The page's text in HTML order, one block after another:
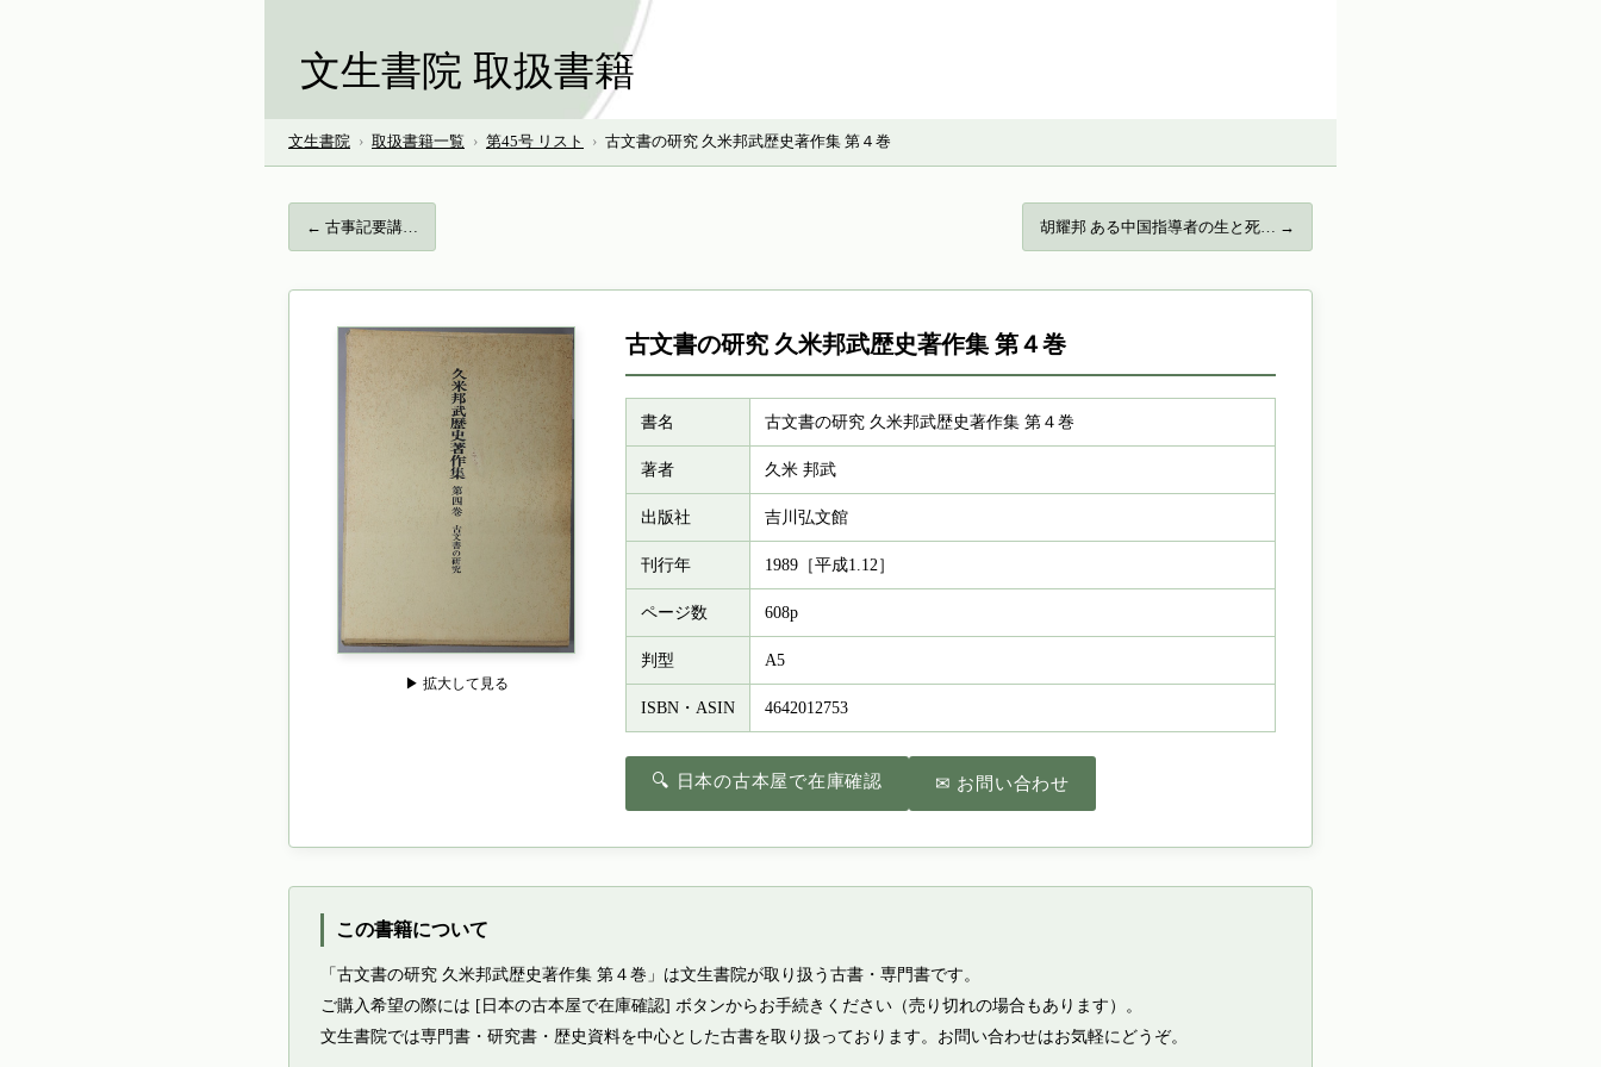
文生書院 取扱書籍
文生書院 › 取扱書籍一覧 › 第45号 リスト › 古文書の研究 久米邦武歴史著作集 第４巻
← 古事記要講… 胡耀邦 ある中国指導者の生と死… →
▶ 拡大して見る
古文書の研究 久米邦武歴史著作集 第４巻
書名 古文書の研究 久米邦武歴史著作集 第４巻
著者 久米 邦武
出版社 吉川弘文館
刊行年 1989［平成1.12］
ページ数 608p
判型 A5
ISBN・ASIN 4642012753
🔍 日本の古本屋で在庫確認 ✉ お問い合わせ
この書籍について
「古文書の研究 久米邦武歴史著作集 第４巻」は文生書院が取り扱う古書・専門書です。
ご購入希望の際には [日本の古本屋で在庫確認] ボタンからお手続きください（売り切れの場合もあります）。
文生書院では専門書・研究書・歴史資料を中心とした古書を取り扱っております。お問い合わせはお気軽にどうぞ。